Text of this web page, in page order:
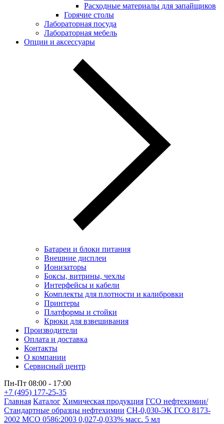
Расходные материалы для запайщиков
Горячие столы
Лабораторная посуда
Лабораторная мебель
Опции и аксессуары
Батареи и блоки питания
Внешние дисплеи
Ионизаторы
Боксы, витрины, чехлы
Интерфейсы и кабели
Комплекты для плотности и калибровки
Принтеры
Платформы и стойки
Крюки для взвешивания
Производители
Оплата и доставка
Контакты
О компании
Сервисный центр
Пн-Пт 08:00 - 17:00
+7 (495) 177-25-35
Главная Каталог Химическая продукция ГСО нефтехимии/
Стандартные образцы нефтехимии СН-0,030-ЭК ГСО 8173-
2002 МСО 0586:2003 0,027-0,033% масс. 5 мл